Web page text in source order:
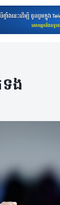
ង